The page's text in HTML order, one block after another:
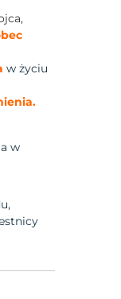
,
w życiu
w